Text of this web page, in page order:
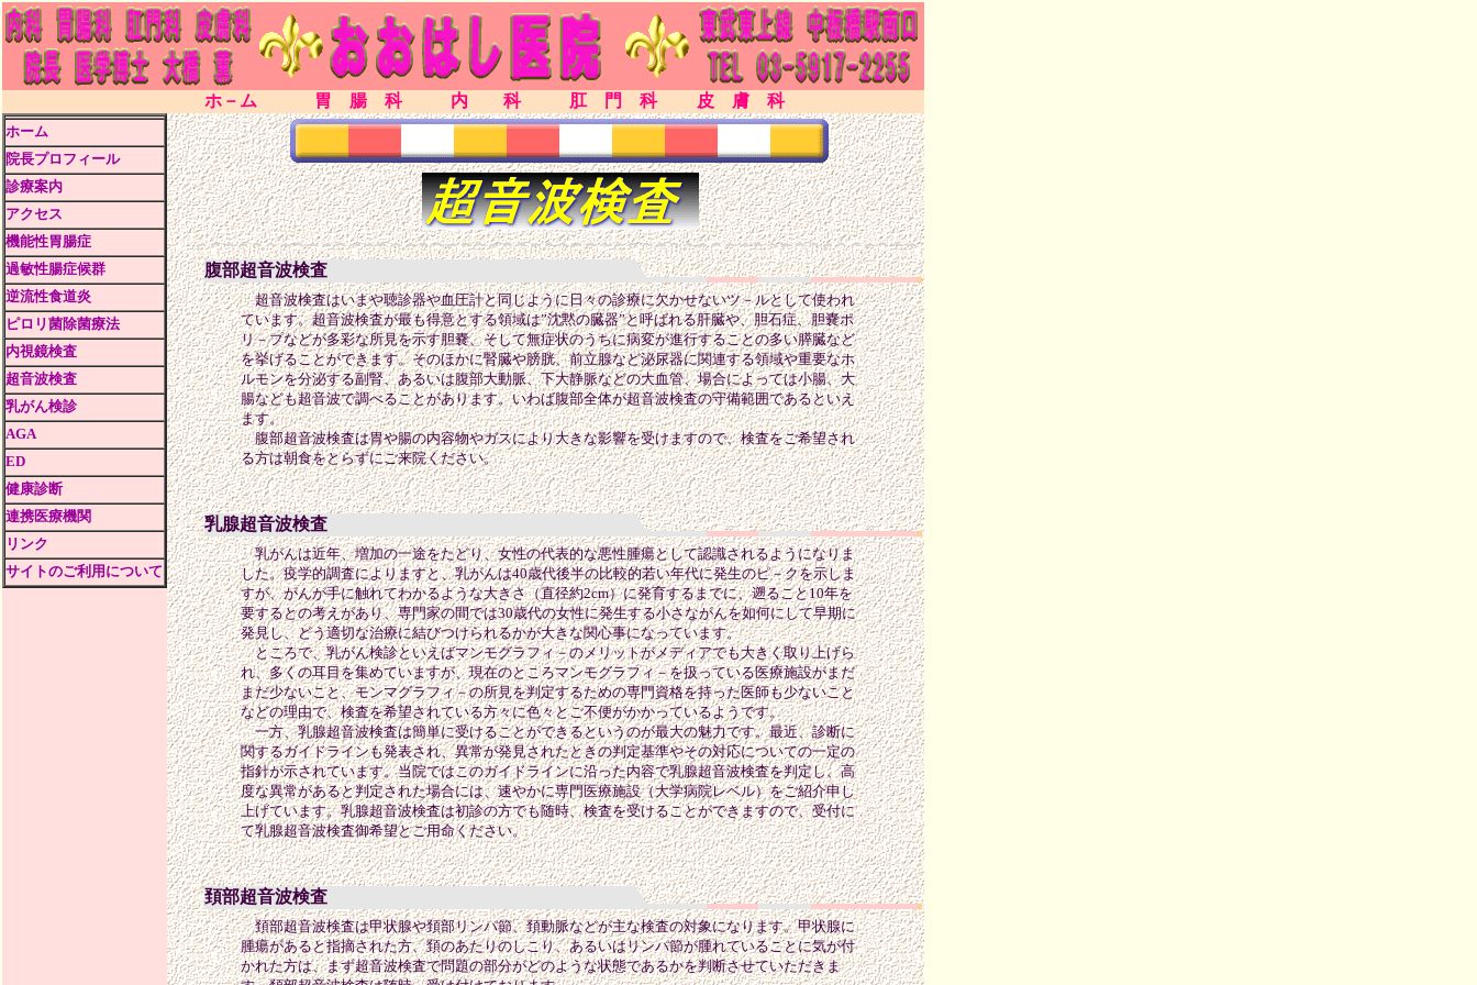
ホ－ム 胃 腸 科 内 科 肛 門 科 皮 膚 科
ホーム
院長プロフィール
診療案内
アクセス
機能性胃腸症
過敏性腸症候群
逆流性食道炎
ピロリ菌除菌療法
内視鏡検査
超音波検査
乳がん検診
AGA
ED
健康診断
連携医療機関
リンク
サイトのご利用について
腹部超音波検査
超音波検査はいまや聴診器や血圧計と同じように日々の診療に欠かせないツ－ルとして使われ
ています。超音波検査が最も得意とする領域は”沈黙の臓器”と呼ばれる肝臓や、胆石症、胆嚢ポ
リ－プなどが多彩な所見を示す胆嚢、そして無症状のうちに病変が進行することの多い膵臓など
を挙げることができます。そのほかに腎臓や膀胱、前立腺など泌尿器に関連する領域や重要なホ
ルモンを分泌する副腎、あるいは腹部大動脈、下大静脈などの大血管、場合によっては小腸、大
腸なども超音波で調べることがあります。いわば腹部全体が超音波検査の守備範囲であるといえ
ます。
腹部超音波検査は胃や腸の内容物やガスにより大きな影響を受けますので、検査をご希望され
る方は朝食をとらずにご来院ください。
乳腺超音波検査
乳がんは近年、増加の一途をたどり、女性の代表的な悪性腫瘍として認識されるようになりま
した。疫学的調査によりますと、乳がんは40歳代後半の比較的若い年代に発生のピ－クを示しま
すが、がんが手に触れてわかるような大きさ（直径約2cm）に発育するまでに、遡ること10年を
要するとの考えがあり、専門家の間では30歳代の女性に発生する小さながんを如何にして早期に
発見し、どう適切な治療に結びつけられるかが大きな関心事になっています。
ところで、乳がん検診といえばマンモグラフィ－のメリットがメディアでも大きく取り上げら
れ、多くの耳目を集めていますが、現在のところマンモグラフィ－を扱っている医療施設がまだ
まだ少ないこと、モンマグラフィ－の所見を判定するための専門資格を持った医師も少ないこと
などの理由で、検査を希望されている方々に色々とご不便がかかっているようです。
一方、乳腺超音波検査は簡単に受けることができるというのが最大の魅力です。最近、診断に
関するガイドラインも発表され、異常が発見されたときの判定基準やその対応についての一定の
指針が示されています。当院ではこのガイドラインに沿った内容で乳腺超音波検査を判定し、高
度な異常があると判定された場合には、速やかに専門医療施設（大学病院レベル）をご紹介申し
上げています。乳腺超音波検査は初診の方でも随時、検査を受けることができますので、受付に
て乳腺超音波検査御希望とご用命ください。
頚部超音波検査
頚部超音波検査は甲状腺や頚部リンパ節、頚動脈などが主な検査の対象になります。甲状腺に
腫瘍があると指摘された方、頚のあたりのしこり、あるいはリンパ節が腫れていることに気が付
かれた方は、まず超音波検査で問題の部分がどのような状態であるかを判断させていただきま